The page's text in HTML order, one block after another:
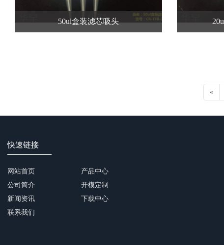
50ul盒装滤芯吸头
«
快速链接
网站首页
产品中心
公司简介
开模定制
新闻资讯
下载中心
联系我们